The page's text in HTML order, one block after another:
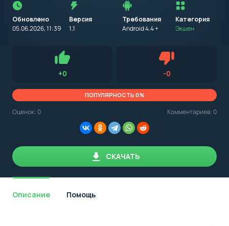
Обновлено
05.06.2026, 11:39
Версия
1.1
Требования
Android 4.4 +
установкой
приложения
на
устройство
с
указываем
минимальные
необходимые
Категория
Экшен
обращать внимание на установленную версию Android
OS. Мы указываем минимально необходимую версию для
+0Нравится -0Не нравится
ПОПУЛЯРНОСТЬ 0%
Оценок: 0 Комментариев: 0
СКАЧАТЬ
Описание Помощь